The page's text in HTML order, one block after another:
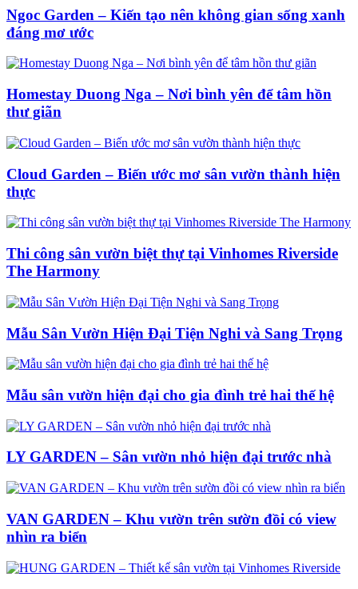
Ngoc Garden – Kiến tạo nên không gian sống xanh
đáng mơ ước
Homestay Duong Nga – Nơi bình yên để tâm hồn
thư giãn
Cloud Garden – Biến ước mơ sân vườn thành hiện
thực
Thi công sân vườn biệt thự tại Vinhomes Riverside
The Harmony
Mẫu Sân Vườn Hiện Đại Tiện Nghi và Sang Trọng
Mẫu sân vườn hiện đại cho gia đình trẻ hai thế hệ
LY GARDEN – Sân vườn nhỏ hiện đại trước nhà
VAN GARDEN – Khu vườn trên sườn đồi có view
nhìn ra biển